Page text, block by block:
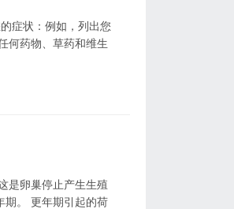
症状：例如，列出您
何药物、草药和维生
是卵巢停止产生生殖
期。 更年期引起的荷